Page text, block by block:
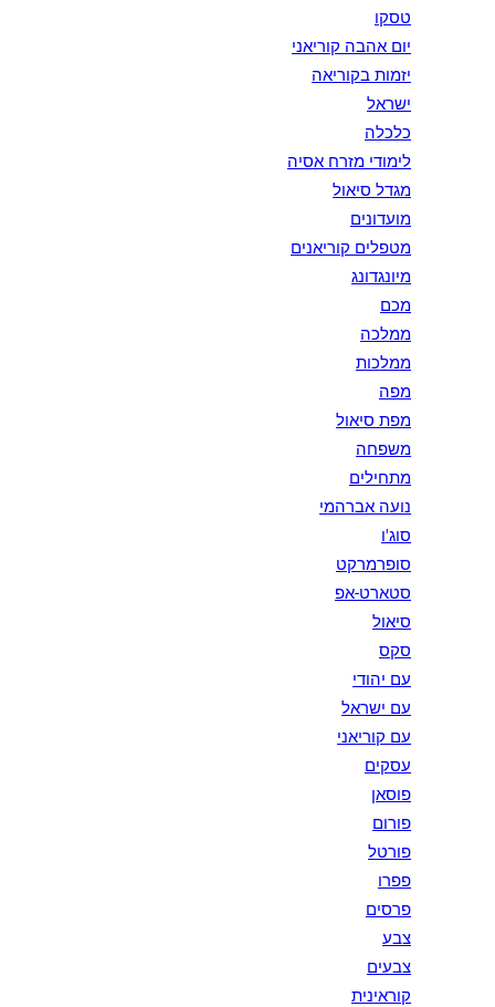
טסקו
יום אהבה קוריאני
יזמות בקוריאה
ישראל
כלכלה
לימודי מזרח אסיה
מגדל סיאול
מועדונים
מטפלים קוריאנים
מיונגדונג
מכם
ממלכה
ממלכות
מפה
מפת סיאול
משפחה
מתחילים
נועה אברהמי
סוג'ו
סופרמרקט
סטארט-אפ
סיאול
סקס
עם יהודי
עם ישראל
עם קוריאני
עסקים
פוסאן
פורום
פורטל
פפרו
פרסים
צבע
צבעים
קוראינית